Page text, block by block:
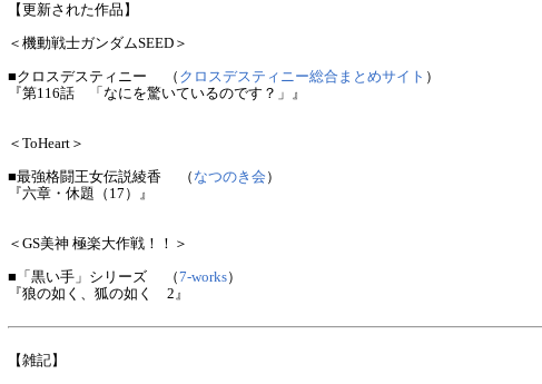
【更新された作品】
＜機動戦士ガンダムSEED＞
■クロスデスティニー （ クロスデスティニー総合まとめサイト ）
『第116話 「なにを驚いているのです？」』
＜ToHeart＞
■最強格闘王女伝説綾香 （ なつのき会 ）
『六章・休題（17）』
＜GS美神 極楽大作戦！！＞
■「黒い手」シリーズ （7-works）
『狼の如く、狐の如く 2』
【雑記】